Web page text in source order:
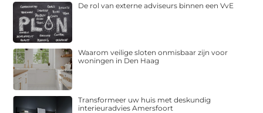
De rol van externe adviseurs binnen een VvE
Waarom veilige sloten onmisbaar zijn voor
woningen in Den Haag
Transformeer uw huis met deskundig
interieuradvies Amersfoort